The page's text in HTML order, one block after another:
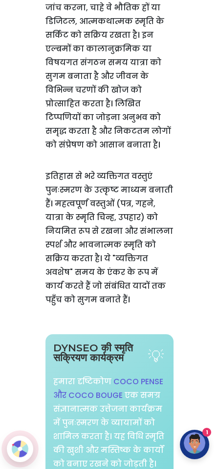
जांच करना, चाहे वे भौतिक हों या
डिजिटल, आत्मकथात्मक स्मृति के
सर्किट को सक्रिय रखता है। इन
एल्बमों का कालानुक्रमिक या
विषयगत संगठन समय यात्रा को
सुगम बनाता है और जीवन के
विभिन्न चरणों की खोज को
प्रोत्साहित करता है। लिखित
टिप्पणियों का जोड़ना अनुभव को
समृद्ध करता है और निकटतम लोगों
को संप्रेषण को आसान बनाता है।
इतिहास से भरे व्यक्तिगत वस्तुएं
पुनःस्मरण के उत्कृष्ट माध्यम बनाती
हैं। महत्वपूर्ण वस्तुओं (पत्र, गहने,
यात्रा के स्मृति चिन्ह, उपहार) को
नियमित रूप से रखना और संभालना
स्पर्श और भावनात्मक स्मृति को
सक्रिय करता है। ये "व्यक्तिगत
अवशेष" समय के एंकर के रूप में
कार्य करते हैं जो संबंधित यादों तक
पहुँच को सुगम बनाते हैं।
DYNSEO की स्मृति
सक्रियण कार्यक्रम
हमारा दृष्टिकोण COCO PENSE
और COCO BOUGE एक समग्र
संज्ञानात्मक उत्तेजना कार्यक्रम
में पुनःस्मरण के व्यायामों को
शामिल करता है। यह विधि स्मृति
की खुशी और मस्तिष्क के कार्यों
को बनाए रखने को जोड़ती है।
1